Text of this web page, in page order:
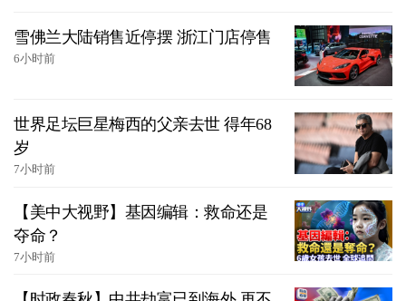
雪佛兰大陆销售近停摆 浙江门店停售
6小时前
世界足坛巨星梅西的父亲去世 得年68
岁
7小时前
【美中大视野】基因编辑：救命还是
夺命？
7小时前